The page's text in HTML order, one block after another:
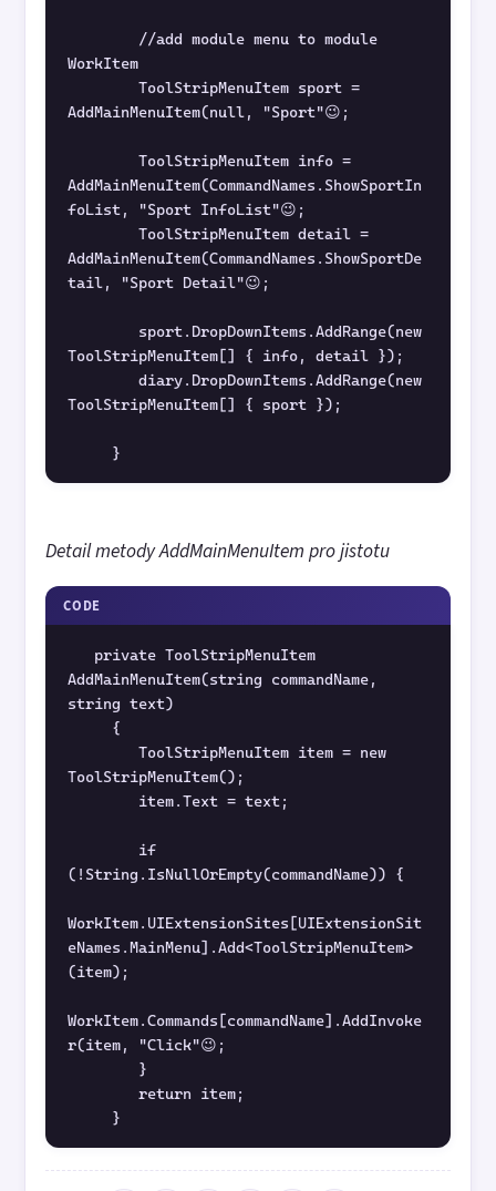
//add module menu to module
WorkItem
ToolStripMenuItem sport =
AddMainMenuItem(null, "Sport"😉;
ToolStripMenuItem info =
AddMainMenuItem(CommandNames.ShowSportIn
foList, "Sport InfoList"😉;
ToolStripMenuItem detail =
AddMainMenuItem(CommandNames.ShowSportDe
tail, "Sport Detail"😉;
sport.DropDownItems.AddRange(new
ToolStripMenuItem[] { info, detail });
diary.DropDownItems.AddRange(new
ToolStripMenuItem[] { sport });
}
Detail metody AddMainMenuItem pro jistotu
CODE
private ToolStripMenuItem
AddMainMenuItem(string commandName,
string text)
{
ToolStripMenuItem item = new
ToolStripMenuItem();
item.Text = text;
if
(!String.IsNullOrEmpty(commandName)) {
WorkItem.UIExtensionSites[UIExtensionSit
eNames.MainMenu].Add<ToolStripMenuItem>
(item);
WorkItem.Commands[commandName].AddInvoke
r(item, "Click"😉;
}
return item;
}